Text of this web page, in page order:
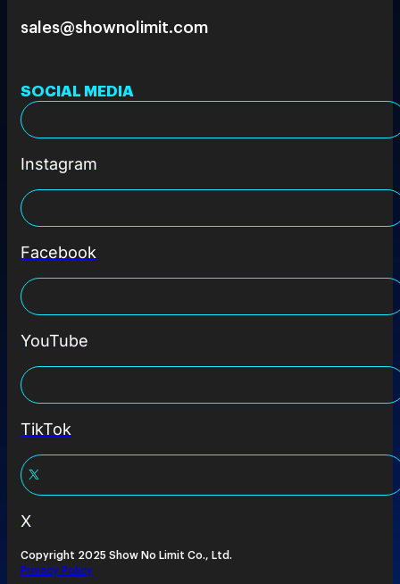
sales@shownolimit.com
SOCIAL MEDIA
Instagram
Facebook
YouTube
TikTok
X
Copyright 2025 Show No Limit Co., Ltd.
Privacy Policy